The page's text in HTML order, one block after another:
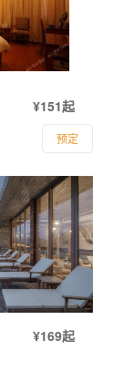
¥151起
预定
¥169起